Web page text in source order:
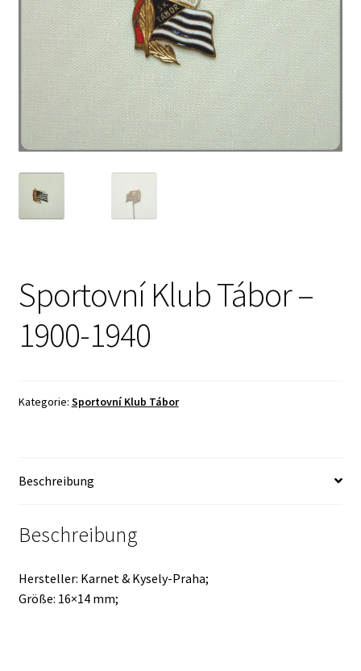
Sportovní Klub Tábor –
1900-1940
Kategorie: Sportovní Klub Tábor
Beschreibung
Beschreibung
Hersteller: Karnet & Kysely-Praha;
Größe: 16×14 mm;